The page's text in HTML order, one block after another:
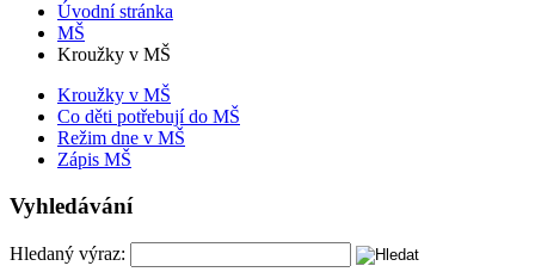
Úvodní stránka
MŠ
Kroužky v MŠ
Kroužky v MŠ
Co děti potřebují do MŠ
Režim dne v MŠ
Zápis MŠ
Vyhledávání
Hledaný výraz: